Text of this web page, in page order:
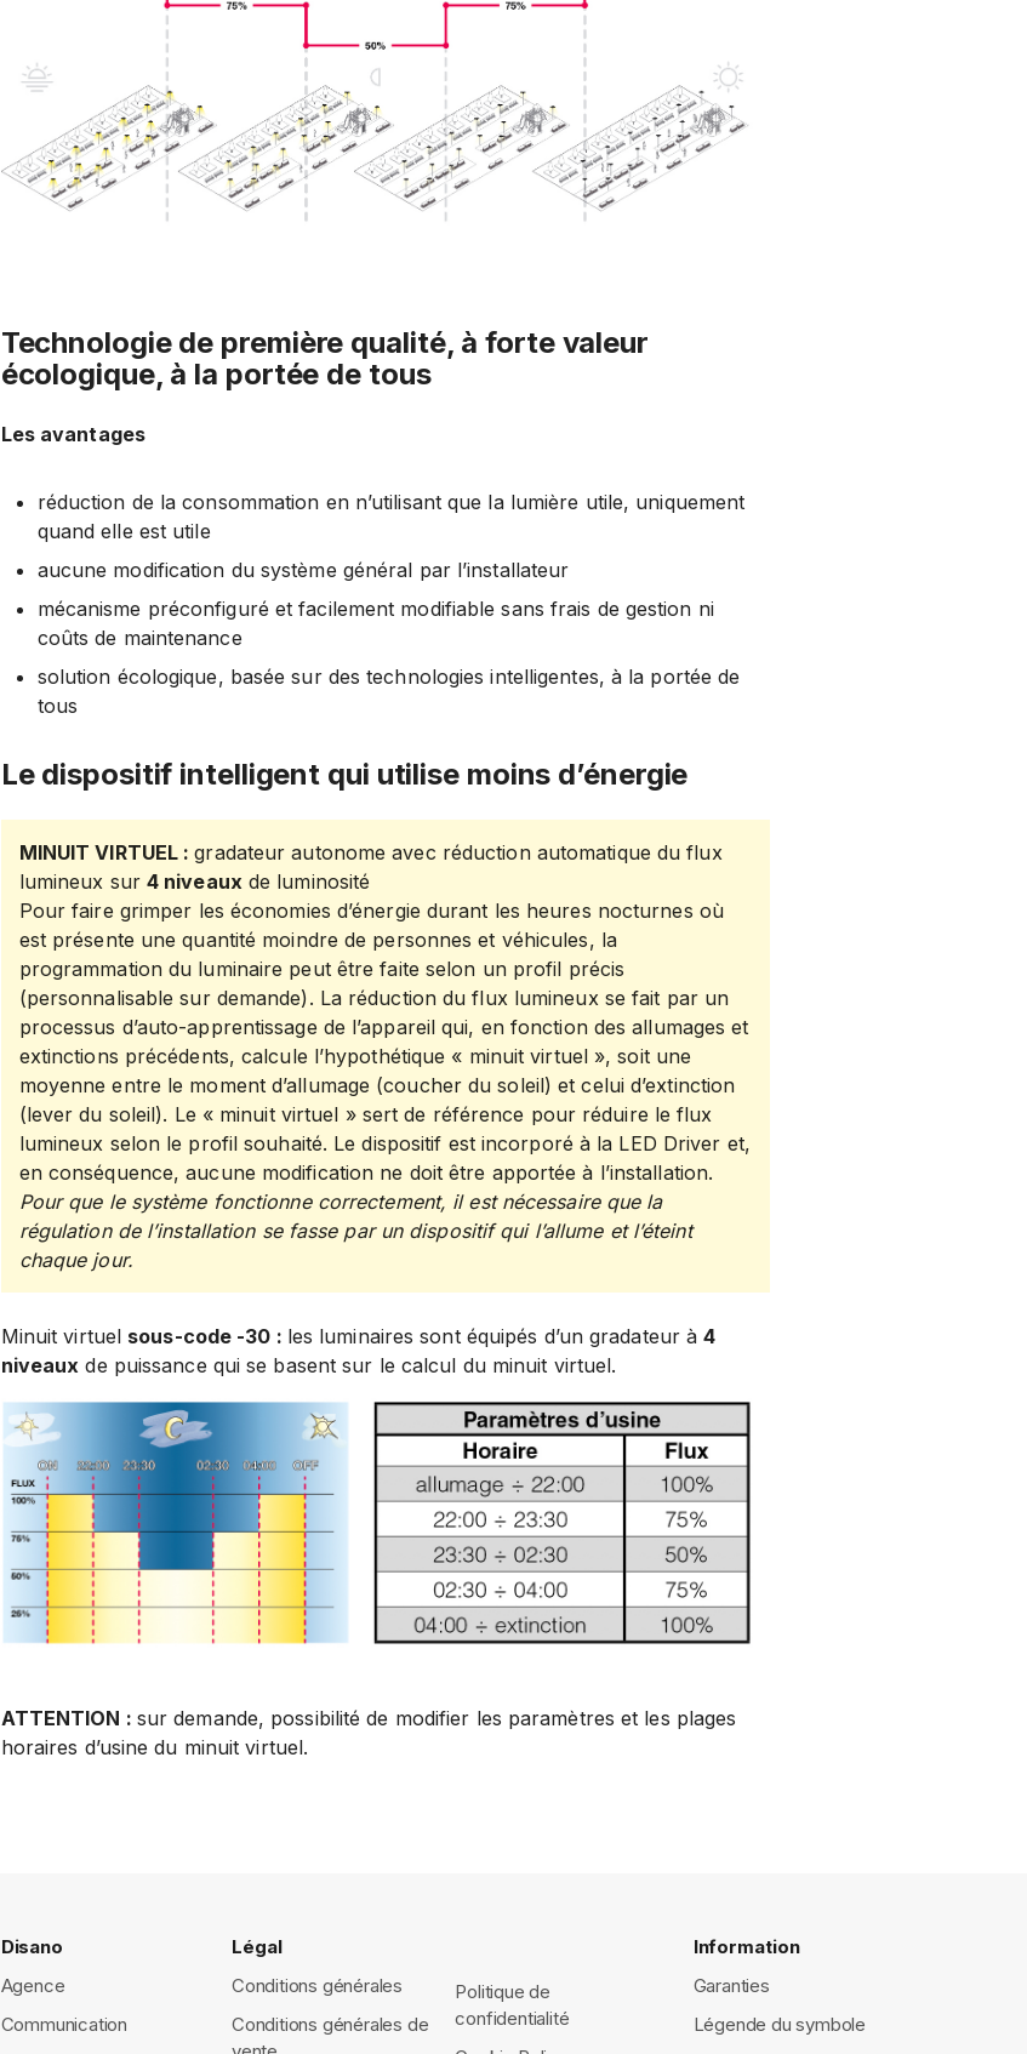
Technologie de première qualité, à forte valeur
écologique, à la portée de tous
Les avantages
réduction de la consommation en n’utilisant que la lumière utile, uniquement
quand elle est utile
aucune modification du système général par l’installateur
mécanisme préconfiguré et facilement modifiable sans frais de gestion ni
coûts de maintenance
solution écologique, basée sur des technologies intelligentes, à la portée de
tous
Le dispositif intelligent qui utilise moins d’énergie
MINUIT VIRTUEL :gradateur autonome avec réduction automatique du flux
lumineux sur 4 niveaux de luminosité
Pour faire grimper les économies d’énergie durant les heures nocturnes où
est présente une quantité moindre de personnes et véhicules, la
programmation du luminaire peut être faite selon un profil précis
(personnalisable sur demande). La réduction du flux lumineux se fait par un
processus d’auto-apprentissage de l’appareil qui, en fonction des allumages et
extinctions précédents, calcule l’hypothétique « minuit virtuel », soit une
moyenne entre le moment d’allumage (coucher du soleil) et celui d’extinction
(lever du soleil). Le « minuit virtuel » sert de référence pour réduire le flux
lumineux selon le profil souhaité. Le dispositif est incorporé à la LED Driver et,
en conséquence, aucune modification ne doit être apportée à l’installation.
Pour que le système fonctionne correctement, il est nécessaire que la
régulation de l’installation se fasse par un dispositif qui l’allume et l’éteint
chaque jour.
Minuit virtuel sous-code -30 : les luminaires sont équipés d’un gradateur à4
niveaux de puissance qui se basent sur le calcul du minuit virtuel.
ATTENTION : sur demande, possibilité de modifier les paramètres et les plages
horaires d’usine du minuit virtuel.
Disano
Agence
Communication
Légal
Conditions générales
Conditions générales de
Politique de
confidentialité
Information
Garanties
Légende du symbole